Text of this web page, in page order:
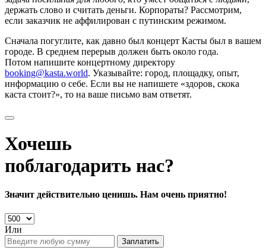
держать слово и считать деньги. Корпораты? Рассмотрим,
если заказчик не аффилирован с путинским режимом.
Сначала погуглите, как давно был концерт Касты был в вашем
городе. В среднем перерыв должен быть около года.
Потом напишите концертному директору
booking@kasta.world. Указывайте: город, площадку, опыт,
информацию о себе. Если вы не напишете «здоров, скока
каста стоит?», то на ваше письмо вам ответят.
Хочешь
поблагодарить нас?
Значит действительно ценишь. Нам очень приятно!
Или